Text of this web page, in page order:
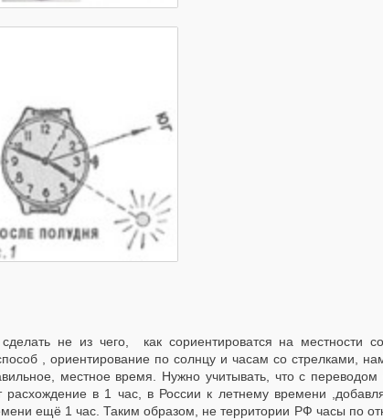
не из чего, как сориентироватся на местности
, ориентирование по солнцу и часам со стрелками,
местное время. Нужно учитывать, что с переводом
в 1 час, в России к летнему времени
ещё 1 час. Таким образом, не территории РФ часы по